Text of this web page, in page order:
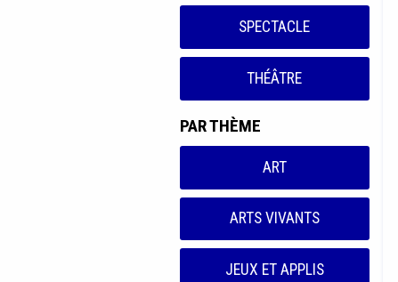
SPECTACLE
THÉÂTRE
PAR THÈME
ART
ARTS VIVANTS
JEUX ET APPLIS